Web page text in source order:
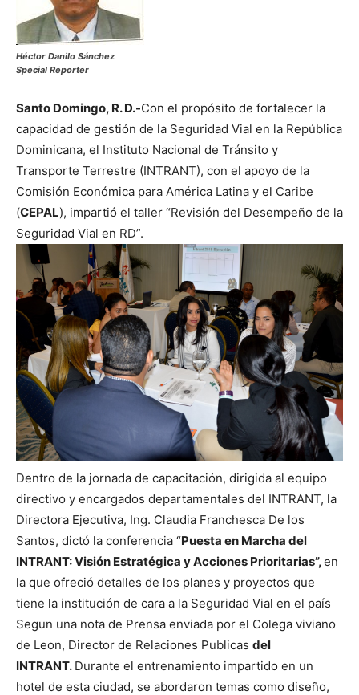
Héctor Danilo Sánchez
Special Reporter
Santo Domingo, R. D.-Con el propósito de fortalecer la
capacidad de gestión de la Seguridad Vial en la República
Dominicana, el Instituto Nacional de Tránsito y
Transporte Terrestre (INTRANT), con el apoyo de la
Comisión Económica para América Latina y el Caribe
(CEPAL), impartió el taller “Revisión del Desempeño de la
Seguridad Vial en RD”.
Dentro de la jornada de capacitación, dirigida al equipo
directivo y encargados departamentales del INTRANT, la
Directora Ejecutiva, Ing. Claudia Franchesca De los
Santos, dictó la conferencia “Puesta en Marcha del
INTRANT: Visión Estratégica y Acciones Prioritarias”,en
la que ofreció detalles de los planes y proyectos que
tiene la institución de cara a la Seguridad Vial en el país
Segun una nota de Prensa enviada por el Colega viviano
de Leon, Director de Relaciones Publicas del
INTRANT. Durante el entrenamiento impartido en un
hotel de esta ciudad, se abordaron temas como diseño,